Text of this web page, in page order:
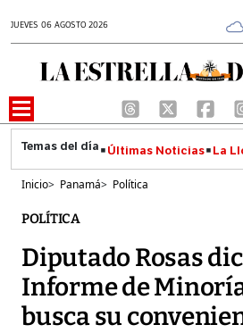
JUEVES 06 AGOSTO 2026
Últimas Noticias La
Inicio> Panamá> Política
POLÍTICA
Diputado Rosas
Informe de
busca su